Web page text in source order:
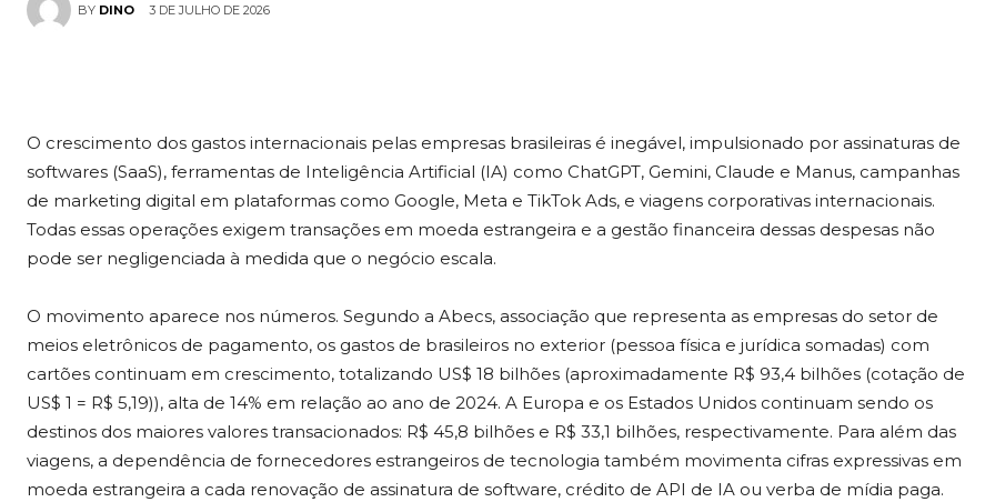
BY DINO 3 DE JULHO DE 2026
O crescimento dos gastos internacionais pelas empresas brasileiras é inegável, impulsionado por assinaturas de
softwares (SaaS), ferramentas de Inteligência Artificial (IA) como ChatGPT, Gemini, Claude e Manus, campanhas
de marketing digital em plataformas como Google, Meta e TikTok Ads, e viagens corporativas internacionais.
Todas essas operações exigem transações em moeda estrangeira e a gestão financeira dessas despesas não
pode ser negligenciada à medida que o negócio escala.
O movimento aparece nos números. Segundo a Abecs, associação que representa as empresas do setor de
meios eletrônicos de pagamento, os gastos de brasileiros no exterior (pessoa física e jurídica somadas) com
cartões continuam em crescimento, totalizando US$ 18 bilhões (aproximadamente R$ 93,4 bilhões (cotação de
US$ 1 = R$ 5,19)), alta de 14% em relação ao ano de 2024. A Europa e os Estados Unidos continuam sendo os
destinos dos maiores valores transacionados: R$ 45,8 bilhões e R$ 33,1 bilhões, respectivamente. Para além das
viagens, a dependência de fornecedores estrangeiros de tecnologia também movimenta cifras expressivas em
moeda estrangeira a cada renovação de assinatura de software, crédito de API de IA ou verba de mídia paga.